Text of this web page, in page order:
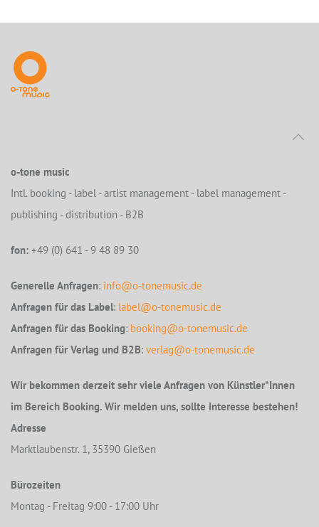
o-tone music
Intl. booking - label - artist management - label management -
publishing - distribution - B2B
fon: +49 (0) 641 - 9 48 89 30
Generelle Anfragen: info@o-tonemusic.de
Anfragen für das Label: label@o-tonemusic.de
Anfragen für das Booking: booking@o-tonemusic.de
Anfragen für Verlag und B2B: verlag@o-tonemusic.de
Wir bekommen derzeit sehr viele Anfragen von Künstler*Innen
im Bereich Booking. Wir melden uns, sollte Interesse bestehen!
Adresse
Marktlaubenstr. 1, 35390 Gießen
Bürozeiten
Montag - Freitag 9:00 - 17:00 Uhr